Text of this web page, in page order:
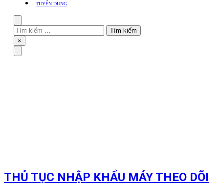
TUYỂN DỤNG
Tìm
kiếm
cho:
Close
×
THỦ TỤC NHẬP KHẨU MÁY THEO DÕI